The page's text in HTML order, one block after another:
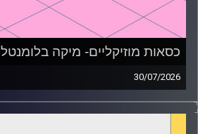
כסאות מוזיקליים- מיקה בלומנטל
30/07/2026
כסאות מוזיקליים עם מיקה בלומנטל